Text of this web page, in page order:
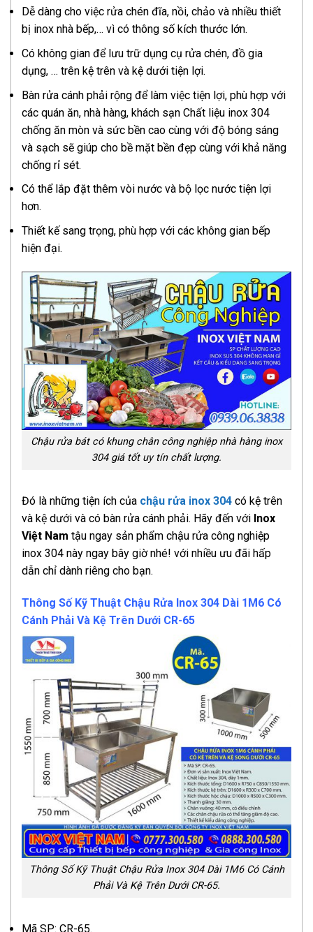
Dễ dàng cho việc rửa chén đĩa, nồi, chảo và nhiều thiết
bị inox nhà bếp,… vì có thông số kích thước lớn.
Có không gian để lưu trữ dụng cụ rửa chén, đồ gia
dụng, … trên kệ trên và kệ dưới tiện lợi.
Bàn rửa cánh phải rộng để làm việc tiện lợi, phù hợp với
các quán ăn, nhà hàng, khách sạn Chất liệu inox 304
chống ăn mòn và sức bền cao cùng với độ bóng sáng
và sạch sẽ giúp cho bề mặt bền đẹp cùng với khả năng
chống rỉ sét.
Có thể lắp đặt thêm vòi nước và bộ lọc nước tiện lợi
hơn.
Thiết kế sang trọng, phù hợp với các không gian bếp
hiện đại.
Chậu rửa bát có khung chân công nghiệp nhà hàng inox
304 giá tốt uy tín chất lượng.
Đó là những tiện ích của chậu rửa inox 304 có kệ trên
và kệ dưới và có bàn rửa cánh phải. Hãy đến với Inox
Việt Nam tậu ngay sản phẩm chậu rửa công nghiệp
inox 304 này ngay bây giờ nhé! với nhiều ưu đãi hấp
dẫn chỉ dành riêng cho bạn.
Thông Số Kỹ Thuật Chậu Rửa Inox 304 Dài 1M6 Có
Cánh Phải Và Kệ Trên Dưới CR-65
Thông Số Kỹ Thuật Chậu Rửa Inox 304 Dài 1M6 Có Cánh
Phải Và Kệ Trên Dưới CR-65.
Mã SP: CR-65.